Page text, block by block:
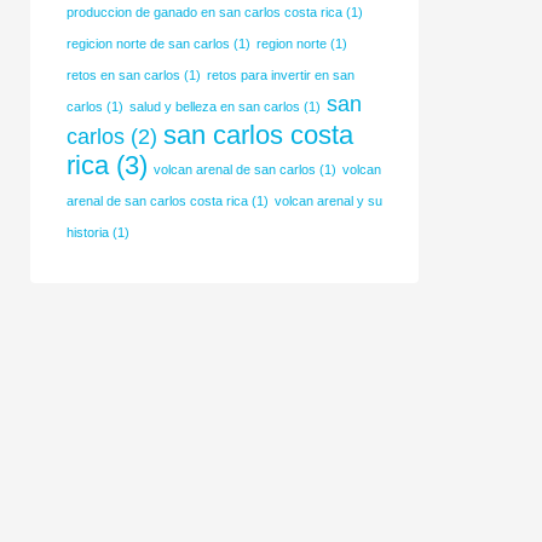
produccion de ganado en san carlos costa rica (1)
regicion norte de san carlos (1) region norte (1)
retos en san carlos (1) retos para invertir en san
carlos (1) salud y belleza en san carlos (1) san
carlos (2) san carlos costa
rica(3) volcan arenal de san carlos (1) volcan
arenal de san carlos costa rica (1) volcan arenal y su
historia (1)